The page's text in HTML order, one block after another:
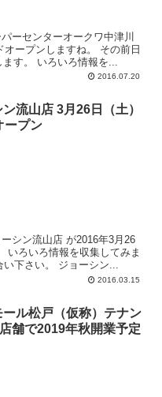
ンしますね。 その前日
の 7月21日（木）には プレオープンします。 いろいろ情報を...
2016.07.20
流山店 3月26日（土）
ープン
した。 よろしければ最後までお付き合い下さい。 ジョーシン...
2016.03.15
ール松戸（仮称）テナン
店舗で2019年秋開業予定